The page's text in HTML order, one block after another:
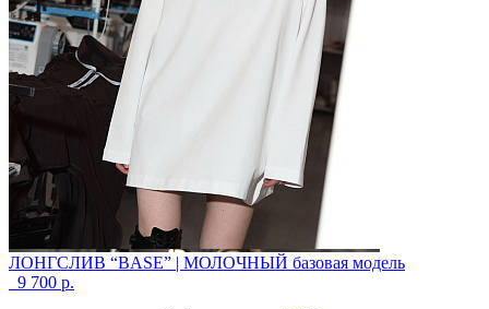
ЛОНГСЛИВ “BASE” | МОЛОЧНЫЙ базовая модель
9 700 р.